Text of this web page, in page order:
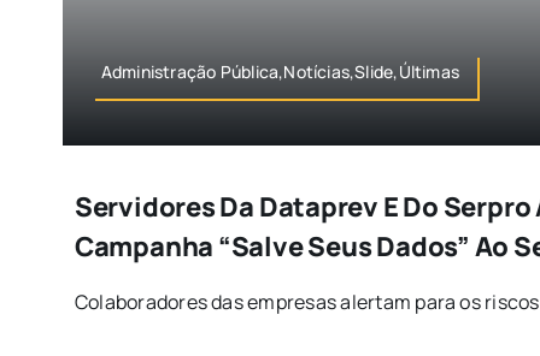
Administração Pública,Notícias,Slide,Últimas
Servidores Da Dataprev E Do
Campanha “Salve Seus Dados” Ao
Colaboradores das empresas alertam para os